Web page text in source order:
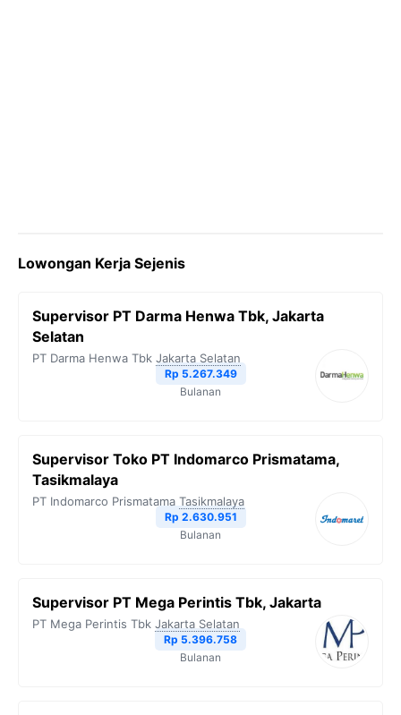
Lowongan Kerja Sejenis
Supervisor PT Darma Henwa Tbk, Jakarta
Selatan
PT Darma Henwa Tbk Jakarta Selatan
Rp 5.267.349
Bulanan
Supervisor Toko PT Indomarco Prismatama,
Tasikmalaya
PT Indomarco Prismatama Tasikmalaya
Rp 2.630.951
Bulanan
Supervisor PT Mega Perintis Tbk, Jakarta
PT Mega Perintis Tbk Jakarta Selatan
Rp 5.396.758
Bulanan